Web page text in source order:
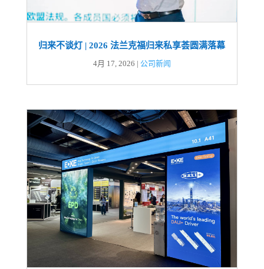
归来不谈灯 | 2026 法兰克福归来私享荟圆满落幕
4月 17, 2026 | 公司新闻